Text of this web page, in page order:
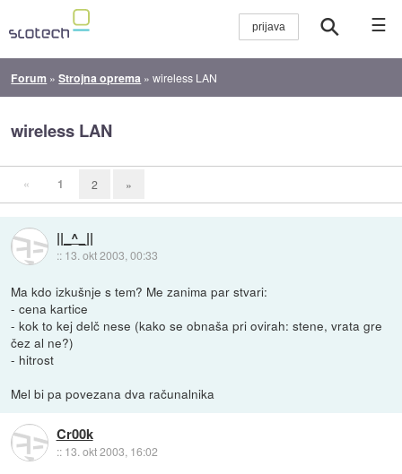
☰
Forum »Strojna oprema »wireless LAN
wireless LAN
« 1 2 »
||_^_||
:: 13. okt 2003, 00:33
Ma kdo izkušnje s tem? Me zanima par stvari:
- cena kartice
- kok to kej delč nese (kako se obnaša pri ovirah: stene, vrata gre
čez al ne?)
- hitrost
Mel bi pa povezana dva računalnika
Cr00k
:: 13. okt 2003, 16:02